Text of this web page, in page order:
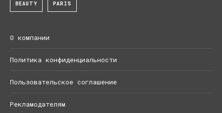
BEAUTY PARIS
О компании
Политика конфиденциальности
Пользовательское соглашение
Рекламодателям